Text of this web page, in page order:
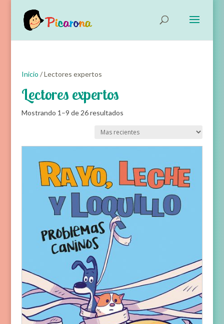
Inicio / Lectores expertos
Lectores expertos
Mostrando 1–9 de 26 resultadosOrdenado
los
últimos